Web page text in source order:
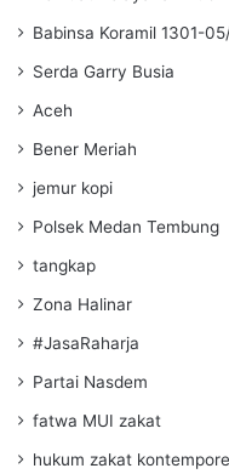
Babinsa Koramil 1301-
Serda Garry Busia
Aceh
Bener Meriah
jemur kopi
Polsek Medan Tembung
tangkap
Zona Halinar
#JasaRaharja
Partai Nasdem
fatwa MUI zakat
hukum zakat